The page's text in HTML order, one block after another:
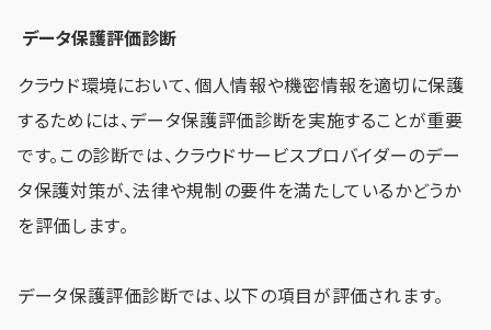
データ保護評価診断
クラウド環境において、個人情報や機密情報を適切に保護
するためには、データ保護評価診断を実施することが重要
です。この診断では、クラウドサービスプロバイダーのデー
タ保護対策が、法律や規制の要件を満たしているかどうか
を評価します。
データ保護評価診断では、以下の項目が評価されます。